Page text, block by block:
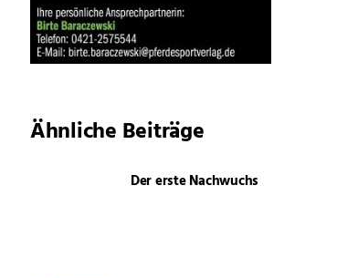
Ähnliche Beiträge
Der erste Nachwuchs